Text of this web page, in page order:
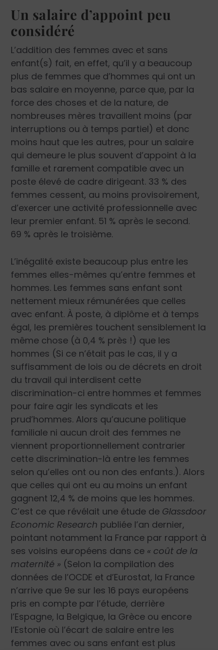
Un salaire d’appoint peu
considéré
L’addition des femmes avec et sans
enfant(s) fait, en effet, qu’il y a beaucoup
plus de femmes que d’hommes qui ont un
bas salaire en moyenne, parce que, par la
force des choses et de la nature, de
nombreuses mères travaillent moins (par
interruptions ou à temps partiel) et donc
moins haut que les autres, pour un salaire
qui demeure le plus souvent d’appoint à la
famille et rarement compatible avec un
poste élevé de cadre dirigeant. 33 % des
femmes cessent, au moins provisoirement,
d’exercer une activité professionnelle avec
leur premier enfant. 51 % après le second.
69 % après le troisième.
L’inégalité existe beaucoup plus entre les
femmes elles-mêmes qu’entre femmes et
hommes. Les femmes sans enfant sont
nettement mieux rémunérées que celles
avec enfant. À poste, à diplôme et à temps
égal, les premières touchent sensiblement la
même chose (à 0,4 % près !) que les
hommes (Si ce n’était pas le cas, il y a
suffisamment de lois ou de décrets en droit
du travail qui interdisent cette
discrimination-ci entre hommes et femmes
pour faire agir les syndicats et les
prud’hommes. Alors qu’aucune politique
familiale ni aucun droit des femmes ne
viennent proportionnellement contrarier
cette discrimination-là entre les femmes
selon qu’elles ont ou non des enfants.). Alors
que celles qui ont eu au moins un enfant
gagnent 12,4 % de moins que les hommes.
C’est ce que révélait une étude de Glassdoor
Economic Research publiée l’an dernier,
pointant notamment la France par rapport à
ses voisins européens dans ce « coût de la
maternité » (Selon la compilation des
données de l’OCDE et d’Eurostat, la France
n’arrive que 9e sur les 16 pays européens
pris en compte par l’étude, derrière
l’Espagne, la Belgique, la Grèce ou encore
l’Estonie où l’écart de salaire entre les
femmes avec ou sans enfant est plus